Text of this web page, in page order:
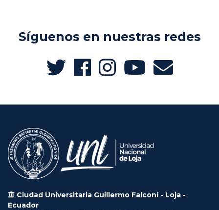
Síguenos en nuestras redes
Ciudad Universitaria Guillermo Falconí - Loja -
Ecuador